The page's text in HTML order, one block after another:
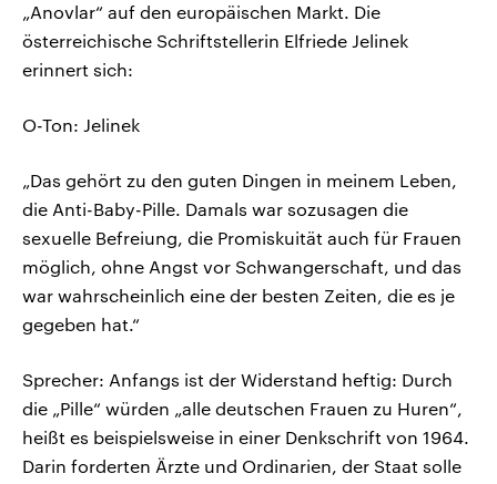
„Anovlar“ auf den europäischen Markt. Die
österreichische Schriftstellerin Elfriede Jelinek
erinnert sich:
O-Ton: Jelinek
„Das gehört zu den guten Dingen in meinem Leben,
die Anti-Baby-Pille. Damals war sozusagen die
sexuelle Befreiung, die Promiskuität auch für Frauen
möglich, ohne Angst vor Schwangerschaft, und das
war wahrscheinlich eine der besten Zeiten, die es je
gegeben hat.“
Sprecher: Anfangs ist der Widerstand heftig: Durch
die „Pille“ würden „alle deutschen Frauen zu Huren“,
heißt es beispielsweise in einer Denkschrift von 1964.
Darin forderten Ärzte und Ordinarien, der Staat solle